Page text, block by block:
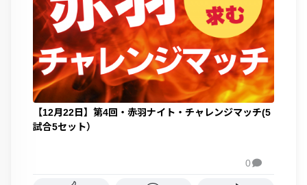
【12月22日】第4回・赤羽ナイト・チャレンジマッチ(5
試合5セット）
0